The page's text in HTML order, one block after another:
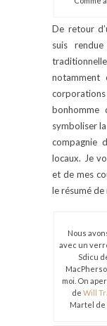
De retour
suis
bonhomme
symboliser
compagnie
locaux. Je
et de mes
le résumé de
Nous
avec un
Sdicu
moi. On
de Will
Martel de